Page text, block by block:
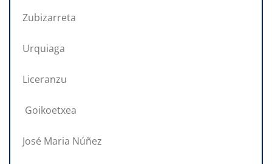
Zubizarreta
Urquiaga
Liceranzu
Goikoetxea
José Maria Núñez